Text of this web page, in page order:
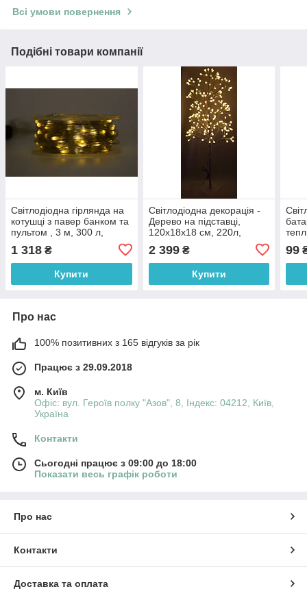
Всі умови повернення
Подібні товари компанії
Світлодіодна гірлянда на
котушці з павер банком та
пультом , 3 м, 300 л,
(721367)
1 318 ₴
Купити
Світлодіодна декорація -
Дерево на підставці,
120x18x18 см, 220л,
білий, теплий білий, IP44
(141134)
2 399₴
Купити
99
Про нас
100% позитивних з 165 відгуків за рік
Працює з 29.09.2018
м. Київ
Офіс: вул. Героїв полку "Азов", 8, Індекс: 04212, Київ,
Україна
Контакти
Сьогодні працює з 09:00 до 18:00
Показати весь графік роботи
Про нас
Контакти
Доставка та оплата